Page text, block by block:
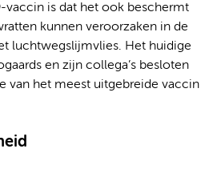
vaccin is dat het ook beschermt
kunnen veroorzaken in de
luchtwegslijmvlies. Het huidige
en zijn collega’s besloten
van het meest uitgebreide vaccin